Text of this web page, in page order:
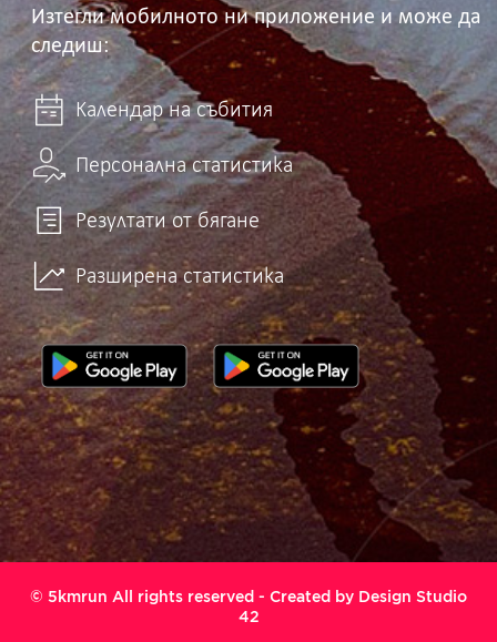
Изтегли мобилното ни приложение и може да
следиш:
Календар на събития
Персонална статистика
Резултати от бягане
Разширена статистика
© 5kmrun All rights reserved - Created by Design Studio
42